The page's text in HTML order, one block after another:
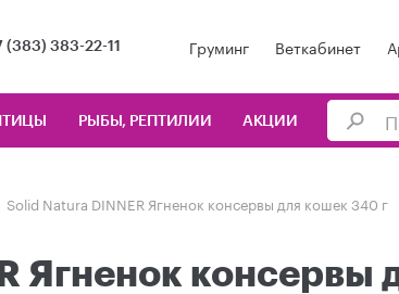
(383) 383-22-11 Груминг Веткабинет
ПТИЦЫ РЫБЫ, РЕПТИЛИИ АКЦИИ
Solid Natura DINNER Ягненок консервы для кошек 340 г
Ягненок консервы